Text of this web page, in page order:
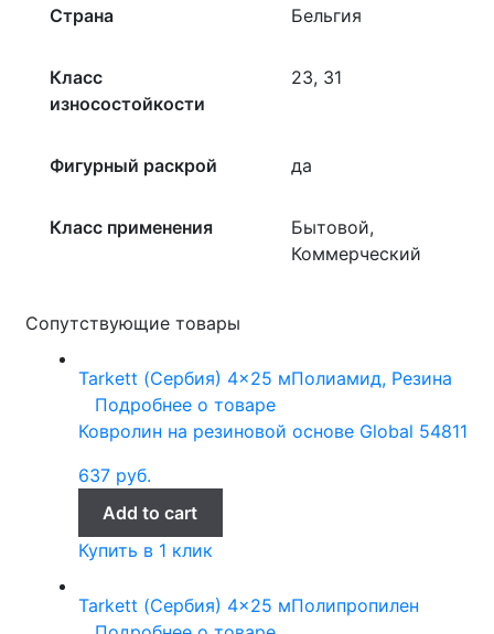
Страна Бельгия
Класс
износостойкости
23, 31
Фигурный раскрой да
Класс применения
Бытовой,
Коммерческий
Сопутствующие товары
Tarkett (Сербия) 4x25 мПолиамид, Резина
Подробнее о товаре
Ковролин на резиновой основе Global 54811
637 руб.
Add to cart
Купить в 1 клик
Tarkett (Сербия) 4x25 мПолипропилен